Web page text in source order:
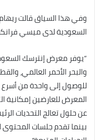
وفي هذا السياق قالت
السعودية لدى ميسي
“يوفر معرض إنترسك
والبحر الأحمر العالمي،
للوصول إلى واحدة من أسرع
عن حلول تعالج التحديات
بينما تقدم جلسات